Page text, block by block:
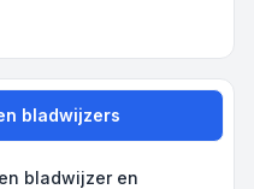
bladwijzers
bladwijzer en